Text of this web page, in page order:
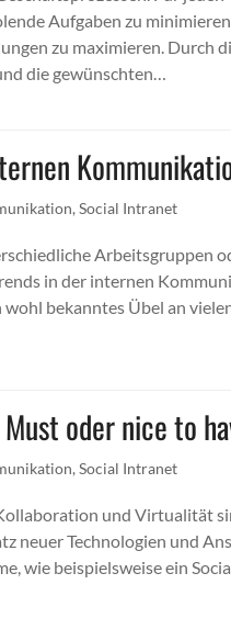
Aufgaben zu
zu maximieren. Durch
die gewünschten…
,Social Intranet
Arbeitsgruppen
in der internen
bekanntes Übel an
oder nice to
,Social Intranet
und Virtualität
neuer Technologien und
wie beispielsweise ein